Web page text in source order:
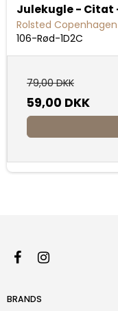
Julekugle - Citat
Rolsted Copenhagen
106-Rød-1D2C
79,00 DKK
59,00 DKK
BRANDS